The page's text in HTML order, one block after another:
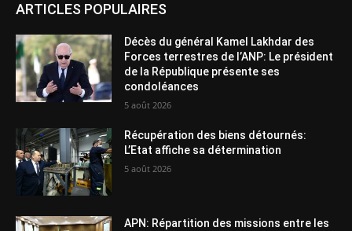
ARTICLES POPULAIRES
Décès du général Kamel Lakhdar des
Forces terrestres de l’ANP: Le président
de la République présente ses
condoléances
5 août 2026
Récupération des biens détournés:
L’Etat affiche sa détermination
5 août 2026
APN: Répartition des missions entre les